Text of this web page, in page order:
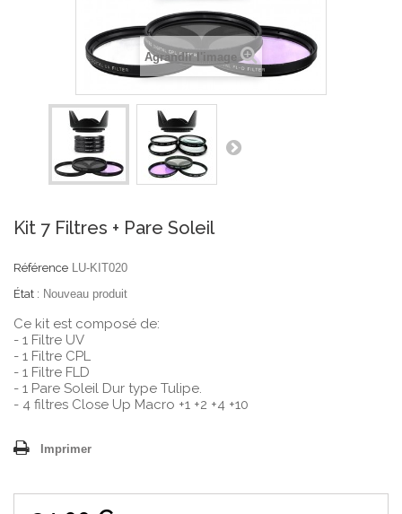
Agrandir l'image
Kit 7 Filtres + Pare Soleil
Référence
LU-KIT020
État : Nouveau produit
Ce kit est composé de:
- 1 Filtre UV
- 1 Filtre CPL
- 1 Filtre FLD
- 1 Pare Soleil Dur type Tulipe.
- 4 filtres Close Up Macro +1 +2 +4 +10
Imprimer